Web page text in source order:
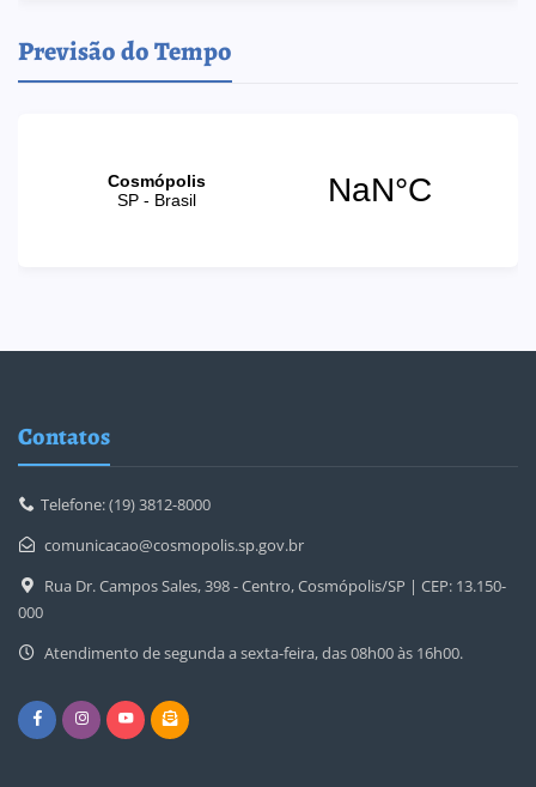
Previsão do Tempo
Contatos
Telefone: (19) 3812-8000
comunicacao@cosmopolis.sp.gov.br
Rua Dr. Campos Sales, 398 - Centro, Cosmópolis/SP | CEP: 13.150-
000
Atendimento de segunda a sexta-feira, das 08h00 às 16h00.